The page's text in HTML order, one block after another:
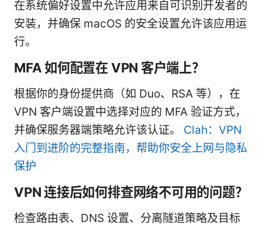
在系统偏好设置中允许应用来自可识别开发者的
安装，并确保 macOS 的安全设置允许该应用运
行。
MFA 如何配置在 VPN 客户端上？
根据你的身份提供商（如 Duo、RSA 等），在
VPN 客户端设置中选择对应的 MFA 验证方式，
并确保服务器端策略允许该认证。 Clah：VPN
入门到进阶的完整指南，帮助你安全上网与隐私
保护
VPN 连接后如何排查网络不可用的问题？
检查路由表、DNS 设置、分离隧道策略及目标